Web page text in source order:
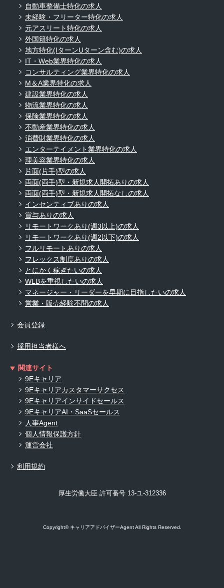
自動車整備士特化の求人
未経験・フリーター特化の求人
元アスリート特化の求人
外国籍特化の求人
地方特化(IターンUターン含む)の求人
IT・Web業界特化の求人
コンサルティング業界特化の求人
M＆A業界特化の求人
建設業界特化の求人
物流業界特化の求人
保険業界特化の求人
不動産業界特化の求人
消費財業界特化の求人
エンターテイメント業界特化の求人
理美容業界特化の求人
片面(片手)型の求人
両面(両手)型・新規求人開拓ありの求人
両面(両手)型・新規求人開拓なしの求人
インセンティブありの求人
賞与ありの求人
リモートワークあり(週3以上)の求人
リモートワークあり(週2以下)の求人
フルリモートありの求人
フレックス制度ありの求人
とにかく稼ぎたいの求人
WLBを重視したいの求人
マネージャー・リーダーを早期に目指したいの求人
営業・販売経験不問の求人
会員登録
採用担当者様へ
関連サイト
9Eキャリア
9Eキャリアカスタマーサクセス
9Eキャリアインサイドセールス
9EキャリアAI・SaaSセールス
人事Agent
個人情報保護方針
運営会社
利用規約
厚生労働大臣 許可番号 13-ユ-312336
Copyright© キャリアアドバイザーAgent All Rights Reserved.